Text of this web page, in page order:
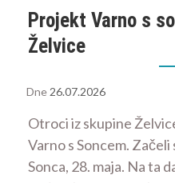
Projekt Varno s
Želvice
Dne 26.07.2026
Otroci iz skupine
Varno s Soncem.
Sonca, 28. maja. Na ta